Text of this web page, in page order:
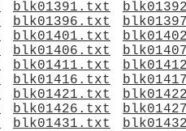
blk01391.txt
blk01396.txt
blk01401.txt
blk01406.txt
blk01411.txt
blk01416.txt
blk01421.txt
blk01426.txt
blk01431.txt